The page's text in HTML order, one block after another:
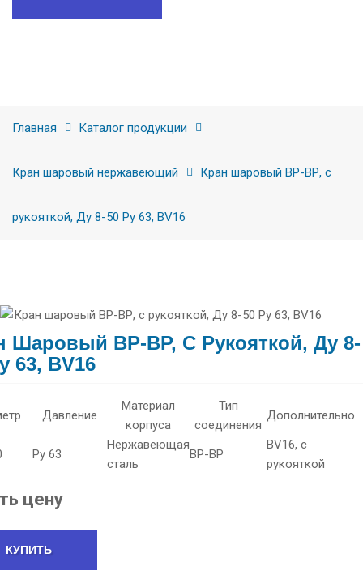
Главная Каталог продукции
Кран шаровый нержавеющий Кран шаровый ВР-ВР, с
рукояткой, Ду 8-50 Ру 63, BV16
Шаровый ВР-ВР, С Рукояткой, Ду 8-
63, BV16
Давление
Материал
корпуса
Тип
соединения
Дополнительно
Ру 63
Нержавеющая
сталь
ВР-ВР
BV16, с
рукояткой
цену
КУПИТЬ